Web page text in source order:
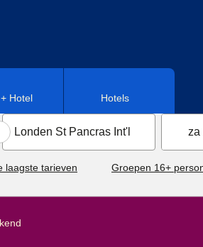
Hotel Hotels
za
laagste tarieven Groepen 16+